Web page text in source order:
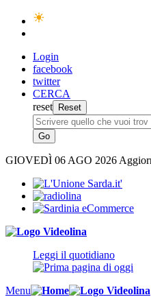
Login
facebook
twitter
CERCA
reset
GIOVEDÌ 06 AGO 2026
Leggi il quotidiano
Menu